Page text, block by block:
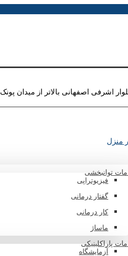
اشرفی اصفهانی بالاتر از میدان پونک
منزل
توانبخشی
فیزیوتراپی
گفتار درمانی
کار درمانی
ماساژ
پاراکلینیکی
آزمایشگاه